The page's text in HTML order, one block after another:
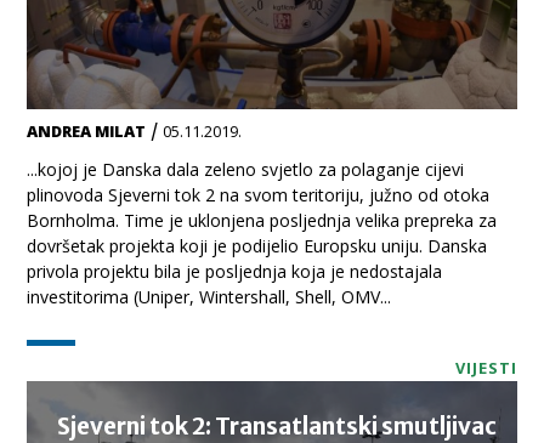
ANDREA MILAT /05.11.2019.
...kojoj je Danska dala zeleno svjetlo za polaganje cijevi
plinovoda Sjeverni tok 2 na svom teritoriju, južno od otoka
Bornholma. Time je uklonjena posljednja velika prepreka za
dovršetak projekta koji je podijelio Europsku uniju. Danska
privola projektu bila je posljednja koja je nedostajala
investitorima (Uniper, Wintershall, Shell, OMV...
VIJESTI
Sjeverni tok 2: Transatlantski smutljivac